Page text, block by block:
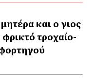
και ο γιος
τροχαίο-